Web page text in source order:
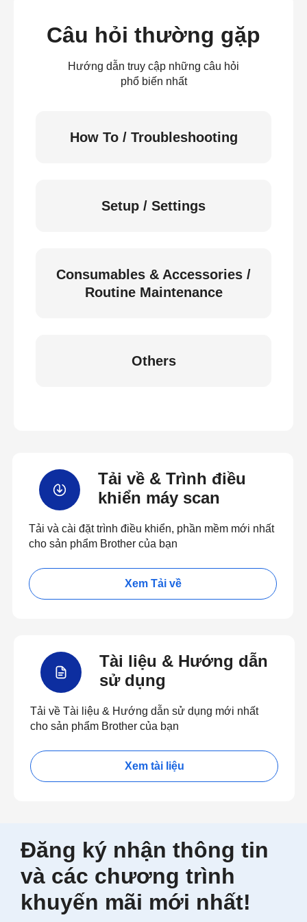
Câu hỏi thường gặp
Hướng dẫn truy cập những câu hỏi
phổ biến nhất
How To / Troubleshooting
Setup / Settings
Consumables & Accessories /
Routine Maintenance
Others
Tải về & Trình điều
khiển máy scan
Tải và cài đặt trình điều khiển, phần mềm mới nhất
cho sản phẩm Brother của bạn
Xem Tải về
Tài liệu & Hướng dẫn
sử dụng
Tải về Tài liệu & Hướng dẫn sử dụng mới nhất
cho sản phẩm Brother của bạn
Xem tài liệu
Đăng ký nhận thông tin
và các chương trình
khuyến mãi mới nhất!